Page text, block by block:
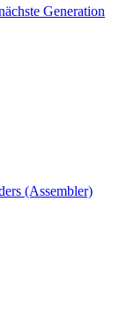
Generation
(Assembler)